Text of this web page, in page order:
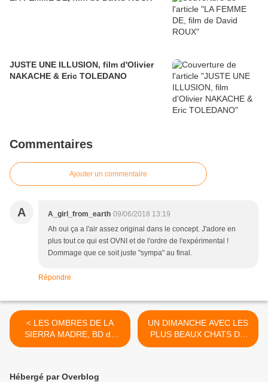
JUSTE UNE ILLUSION, film d'Olivier
NAKACHE & Eric TOLEDANO
Commentaires
Ajouter un commentaire
A A_girl_from_earth 09/06/2018 13:19
Ah oui ça a l'air assez original dans le concept. J'adore en
plus tout ce qui est OVNI et de l'ordre de l'expérimental !
Dommage que ce soit juste "sympa" au final.
Répondre
< LES OMBRES DE LA
SIERRA MADRE, BD de
P.NIHOUL & D.BRECHT
UN DIMANCHE AVEC LES
PLUS BEAUX CHATS DU
MONDE ! >
Hébergé par Overblog